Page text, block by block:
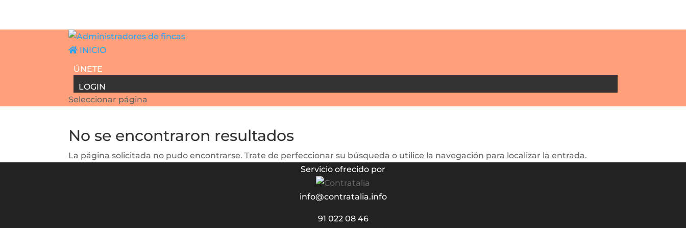
INICIO
ÚNETE
LOGIN
Seleccionar página
No se encontraron resultados
La página solicitada no pudo encontrarse. Trate de perfeccionar su búsqueda o utilice la navegación para localizar la entrada.
Servicio ofrecido por
info@contratalia.info
91 022 08 46